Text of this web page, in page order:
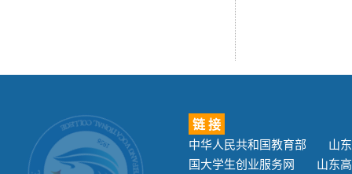
链 接
中华人民共和国教育部
山
国大学生创业服务网
山东